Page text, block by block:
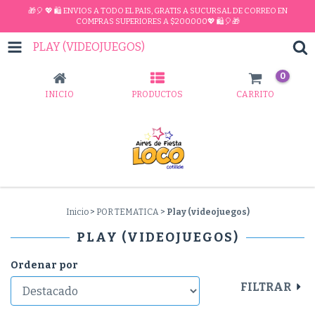
🎁🎈 💖 🛍 ENVIOS A TODO EL PAIS, GRATIS A SUCURSAL DE CORREO EN
COMPRAS SUPERIORES A $200.000💖 🛍🎈🎁
PLAY (VIDEOJUEGOS)
INICIO PRODUCTOS CARRITO
0
Inicio > POR TEMATICA > Play (videojuegos)
PLAY (VIDEOJUEGOS)
Ordenar por
FILTRAR